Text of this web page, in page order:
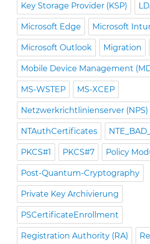
Key Storage Provider (KSP)
Microsoft Edge Microsoft
Microsoft Outlook Migration
Mobile Device Management
MS-WSTEP MS-XCEP
Netzwerkrichtlinienserver (NPS)
NTAuthCertificates
PKCS#1 PKCS#7 Policy
Post-Quantum-Cryptography
Private Key Archivierung
PSCertificateEnrollment
Registration Authority (RA)